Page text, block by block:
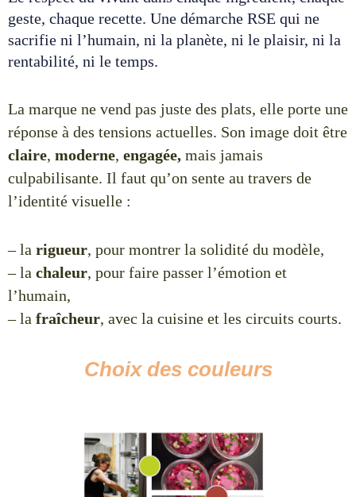
geste, chaque recette. Une démarche RSE qui ne
sacrifie ni l’humain, ni la planète, ni le plaisir, ni la
rentabilité, ni le temps.
La marque ne vend pas juste des plats, elle porte une
réponse à des tensions actuelles. Son image doit être
claire, moderne, engagée, mais jamais
culpabilisante. Il faut qu’on sente au travers de
l’identité visuelle :
–la rigueur, pour montrer la solidité du modèle,
–la chaleur, pour faire passer l’émotion et
l’humain,
– la fraîcheur, avec la cuisine et les circuits courts.
Choix des couleurs